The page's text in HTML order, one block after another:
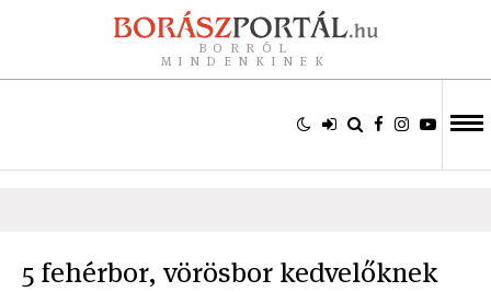
BORRÓL
MINDENKINEK
5 fehérbor, vörösbor kedvelőknek